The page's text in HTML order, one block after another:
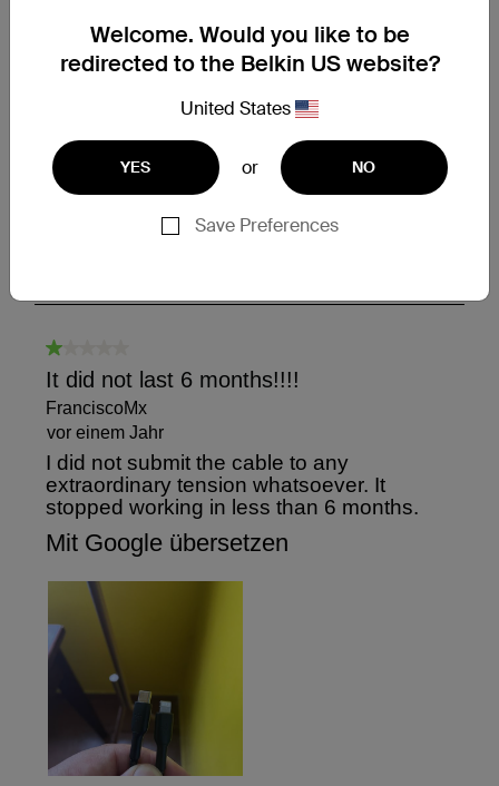
Welcome. Would you like to be
redirected to the Belkin US website?
United States
YES or NO
Save Preferences